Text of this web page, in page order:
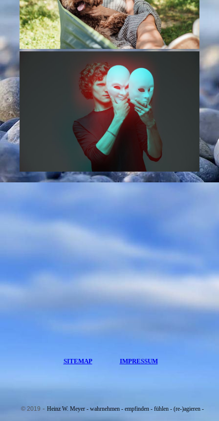
SITEMAP IMPRESSUM
© 2019 - Heinz W. Meyer - wahrnehmen - empfinden - fühlen - (re-)agieren -